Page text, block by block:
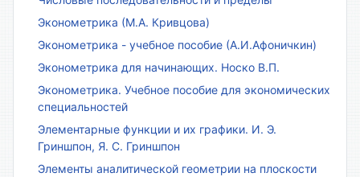
Эконометрика (М.А. Кривцова)
Эконометрика - учебное пособие (А.И.Афоничкин)
Эконометрика для начинающих. Носко В.П.
Эконометрика. Учебное пособие для экономических
специальностей
Элементарные функции и их графики. И. Э.
Гриншпон, Я. С. Гриншпон
Элементы аналитической геометрии на плоскости